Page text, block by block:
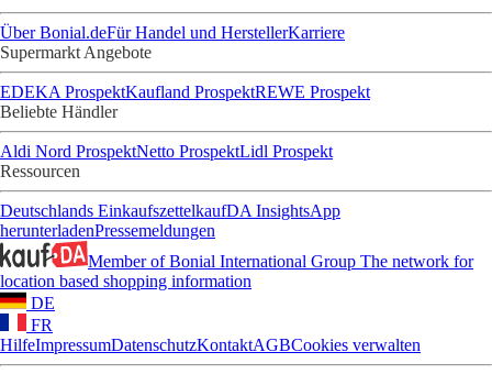
Über Bonial.deFür Handel und HerstellerKarriere
Supermarkt Angebote
EDEKA ProspektKaufland ProspektREWE Prospekt
Beliebte Händler
Aldi Nord ProspektNetto ProspektLidl Prospekt
Ressourcen
Deutschlands EinkaufszettelkaufDA InsightsApp
herunterladenPressemeldungen
Member of Bonial International Group The network for
location based shopping information
DE
FR
HilfeImpressumDatenschutzKontaktAGBCookies verwalten